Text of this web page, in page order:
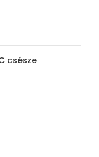
csésze